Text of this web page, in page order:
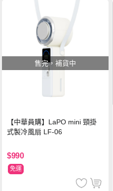
售完，補貨中
【中華員購】LaPO mini 頸掛
式製冷風扇 LF-06
$990
免運